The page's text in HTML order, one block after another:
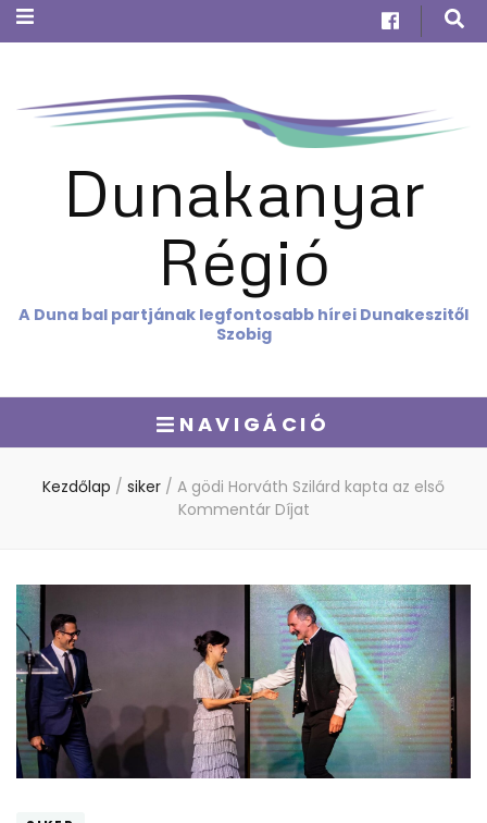
Dunakanyar
Régió
A Duna bal partjának legfontosabb hírei Dunakeszitől
Szobig
NAVIGÁCIÓ
Kezdőlap / siker / A gödi Horváth Szilárd kapta az első
Kommentár Díjat